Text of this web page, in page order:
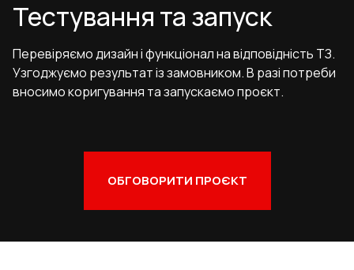
ОБГОВОРИТИ ПРОЄКТ
Тестування та запуск
Перевіряємо дизайн і функціонал на відповідність ТЗ.
Узгоджуємо результат із замовником. В разі потреби
вносимо коригування та запускаємо проєкт.